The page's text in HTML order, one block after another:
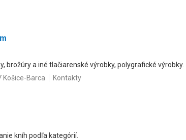
brožúry a iné tlačiarenské výrobky, polygrafické výrobky.
Košice-Barca Kontakty
kníh podľa kategórií.